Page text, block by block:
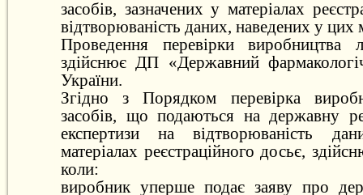
засобів, зазначених у матеріалах
відтворюваність даних, наведених у цих
Проведення перевірки виробництва
здійснює ДП «Державний
України.
Згідно з Порядком перевірка
засобів, що подаються на державну
експертизи на відтворюваність
матеріалах реєстраційного досьє,
коли:
виробник уперше подає заяву про